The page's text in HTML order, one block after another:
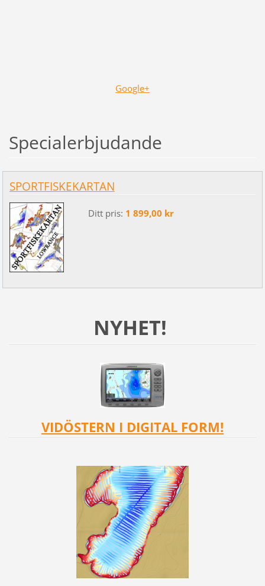
Google+
Specialerbjudande
SPORTFISKEKARTAN
Ditt pris: 1 899,00 kr
NYHET!
VIDÖSTERN I DIGITAL FORM!